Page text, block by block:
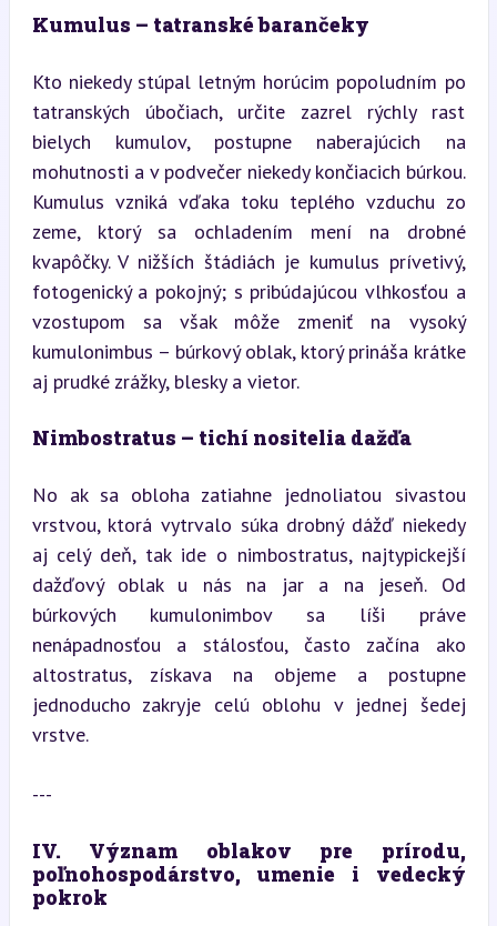
Kumulus – tatranské barančeky
Kto niekedy stúpal letným horúcim popoludním po
tatranských úbočiach, určite zazrel rýchly rast
bielych kumulov, postupne naberajúcich na
mohutnosti a v podvečer niekedy končiacich búrkou.
Kumulus vzniká vďaka toku teplého vzduchu zo
zeme, ktorý sa ochladením mení na drobné
kvapôčky. V nižších štádiách je kumulus prívetivý,
fotogenický a pokojný; s pribúdajúcou vlhkosťou a
vzostupom sa však môže zmeniť na vysoký
kumulonimbus – búrkový oblak, ktorý prináša krátke
aj prudké zrážky, blesky a vietor.
Nimbostratus – tichí nositelia dažďa
No ak sa obloha zatiahne jednoliatou sivastou
vrstvou, ktorá vytrvalo súka drobný dážď niekedy
aj celý deň, tak ide o nimbostratus, najtypickejší
dažďový oblak u nás na jar a na jeseň. Od
búrkových kumulonimbov sa líši práve
nenápadnosťou a stálosťou, často začína ako
altostratus, získava na objeme a postupne
jednoducho zakryje celú oblohu v jednej šedej
vrstve.
---
IV. Význam oblakov pre prírodu,
poľnohospodárstvo, umenie i vedecký
pokrok